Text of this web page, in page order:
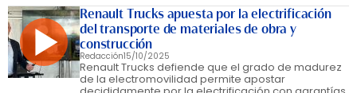
Renault Trucks apuesta por la electrificación
del transporte de materiales de obra y
construcción
Redacción15/10/2025
Renault Trucks defiende que el grado de madurez
de la electromovilidad permite apostar